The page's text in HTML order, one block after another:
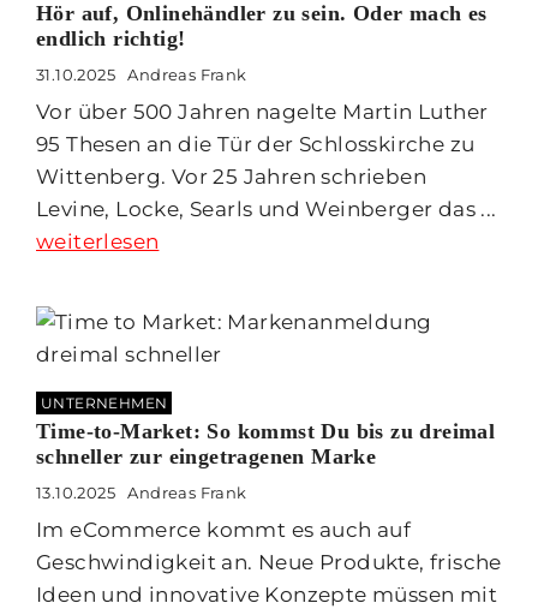
Hör auf, Onlinehändler zu sein. Oder mach es
endlich richtig!
31.10.2025 Andreas Frank
Vor über 500 Jahren nagelte Martin Luther
95 Thesen an die Tür der Schlosskirche zu
Wittenberg. Vor 25 Jahren schrieben
Levine, Locke, Searls und Weinberger das ...
weiterlesen
UNTERNEHMEN
Time-to-Market: So kommst Du bis zu dreimal
schneller zur eingetragenen Marke
13.10.2025 Andreas Frank
Im eCommerce kommt es auch auf
Geschwindigkeit an. Neue Produkte, frische
Ideen und innovative Konzepte müssen mit